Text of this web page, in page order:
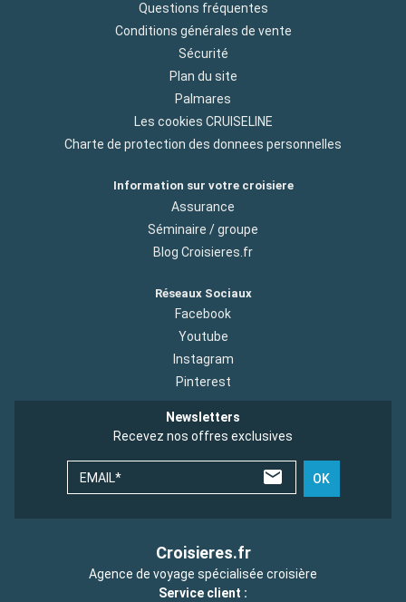
Questions fréquentes
Conditions générales de vente
Sécurité
Plan du site
Palmares
Les cookies CRUISELINE
Charte de protection des donnees personnelles
Information sur votre croisiere
Assurance
Séminaire / groupe
Blog Croisieres.fr
Réseaux Sociaux
Facebook
Youtube
Instagram
Pinterest
Newsletters
Recevez nos offres exclusives
EMAIL* OK
Croisieres.fr
Agence de voyage spécialisée croisière
Service client :